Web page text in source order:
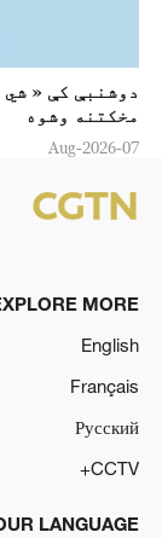
دوشنبې کې «
مخکتنه وشوه
07-Aug-2026
MORE
English
Français
Русский
CCTV+
LANGUAGE